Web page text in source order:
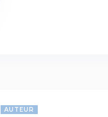
AUTEUR